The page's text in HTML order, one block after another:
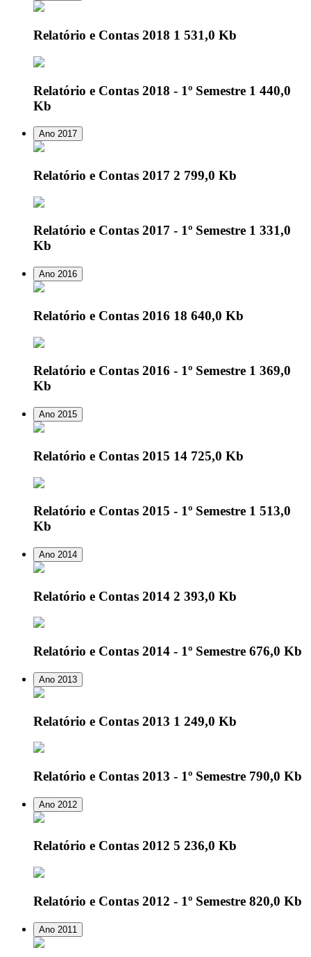
Relatório e Contas 2018 1 531,0 Kb
Relatório e Contas 2018 - 1º Semestre 1 440,0
Kb
Ano 2017
Relatório e Contas 2017 2 799,0 Kb
Relatório e Contas 2017 - 1º Semestre 1 331,0
Kb
Ano 2016
Relatório e Contas 2016 18 640,0 Kb
Relatório e Contas 2016 - 1º Semestre 1 369,0
Kb
Ano 2015
Relatório e Contas 2015 14 725,0 Kb
Relatório e Contas 2015 - 1º Semestre 1 513,0
Kb
Ano 2014
Relatório e Contas 2014 2 393,0 Kb
Relatório e Contas 2014 - 1º Semestre 676,0 Kb
Ano 2013
Relatório e Contas 2013 1 249,0 Kb
Relatório e Contas 2013 - 1º Semestre 790,0 Kb
Ano 2012
Relatório e Contas 2012 5 236,0 Kb
Relatório e Contas 2012 - 1º Semestre 820,0 Kb
Ano 2011